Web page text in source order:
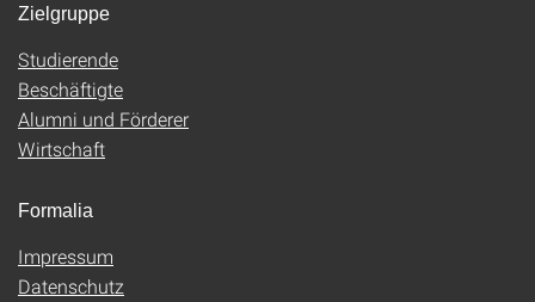
Zielgruppe
Studierende
Beschäftigte
Alumni und Förderer
Wirtschaft
Formalia
Impressum
Datenschutz